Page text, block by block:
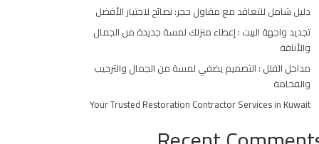
دليل شامل للتعاقد مع مقاول حجر: نصائح لاختيار الأفضل
تجديد واجهة البيت : إعطاء منزلك لمسة جديدة من الجمال
والأناقة
مداخل الفلل : التصميم يضفي لمسة من الجمال والترحيب
والفخامة
Your Trusted Restoration Contractor Services in Kuwait